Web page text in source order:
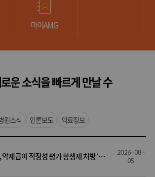
마이AMG
운 소식을 빠르게 만날 수
원소식 언론보도 의료정보
제급여 적정성 평가 항생제 처방 ‘1등
2026-08-
05